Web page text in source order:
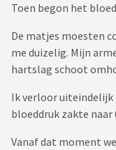
Toen begon het
De matjes moesten
me duizelig. Mijn
hartslag schoot
Ik verloor uiteindelijk
bloeddruk zakte naar
Vanaf dat moment